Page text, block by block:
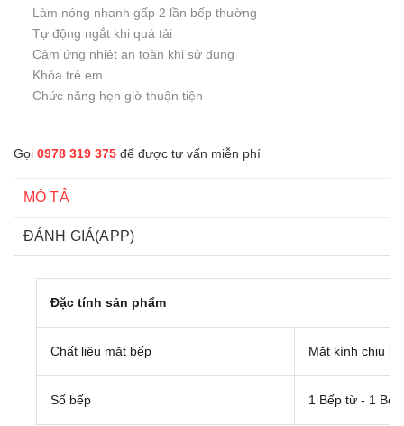
Làm nóng nhanh gấp 2 lần bếp thường
Tự động ngắt khi quá tải
Cảm ứng nhiệt an toàn khi sử dụng
Khóa trẻ em
Chức năng hẹn giờ thuận tiện
Gọi 0978 319 375 để được tư vấn miễn phí
MÔ TẢ
ĐÁNH GIÁ(APP)
Đặc tính sản phẩm
Chất liệu mặt bếp Mặt kính chịu
Số bếp 1 Bếp từ - 1